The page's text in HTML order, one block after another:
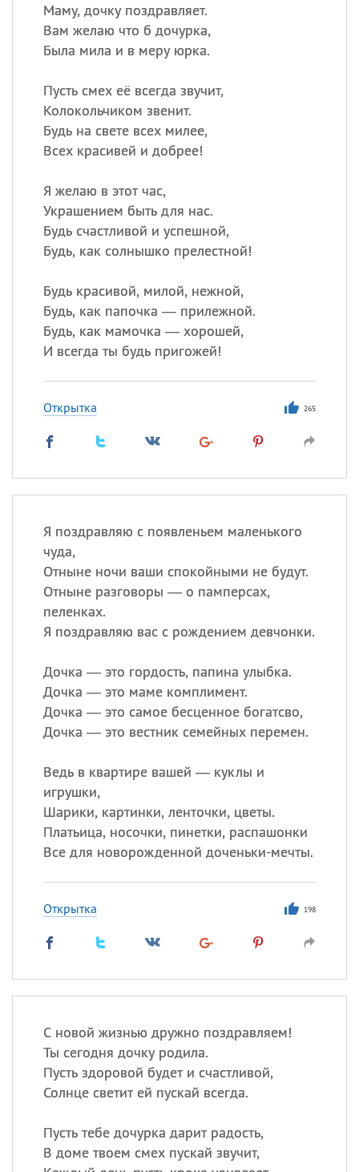
Маму, дочку поздравляет.
Вам желаю что б дочурка,
Была мила и в меру юрка.
Пусть смех её всегда звучит,
Колокольчиком звенит.
Будь на свете всех милее,
Всех красивей и добрее!
Я желаю в этот час,
Украшением быть для нас.
Будь счастливой и успешной,
Будь, как солнышко прелестной!
Будь красивой, милой, нежной,
Будь, как папочка — прилежной.
Будь, как мамочка — хорошей,
И всегда ты будь пригожей!
Открытка 265
Я поздравляю с появленьем маленького
чуда,
Отныне ночи ваши спокойными не будут.
Отныне разговоры — о памперсах,
пеленках.
Я поздравляю вас с рождением девчонки.
Дочка — это гордость, папина улыбка.
Дочка — это маме комплимент.
Дочка — это самое бесценное богатсво,
Дочка — это вестник семейных перемен.
Ведь в квартире вашей — куклы и
игрушки,
Шарики, картинки, ленточки, цветы.
Платьица, носочки, пинетки, распашонки
Все для новорожденной доченьки-мечты.
Открытка 198
С новой жизнью дружно поздравляем!
Ты сегодня дочку родила.
Пусть здоровой будет и счастливой,
Солнце светит ей пускай всегда.
Пусть тебе дочурка дарит радость,
В доме твоем смех пускай звучит,